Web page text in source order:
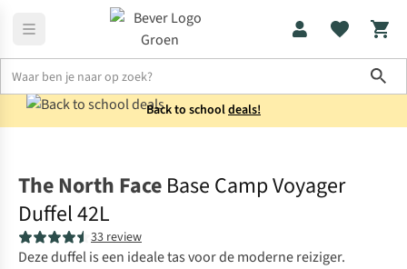
Back to schooldeals!
The North Face Base Camp Voyager
Duffel 42L
33 review
Deze duffel is een ideale tas voor de moderne reiziger.